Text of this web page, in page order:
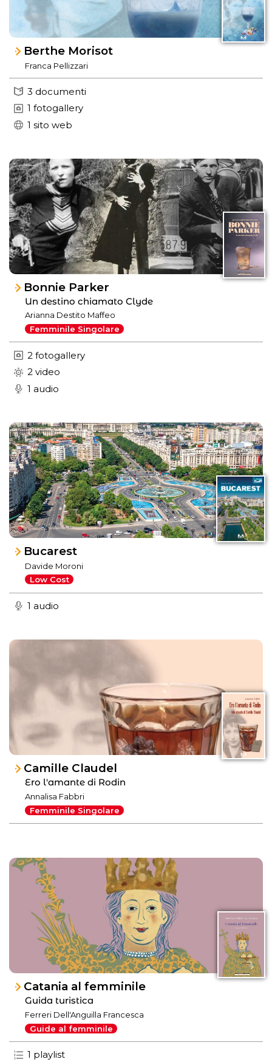
Berthe Morisot
Franca Pellizzari
3 documenti
1 fotogallery
1 sito web
Bonnie Parker
Un destino chiamato Clyde
Arianna Destito Maffeo
Femminile Singolare
2 fotogallery
2 video
1 audio
Bucarest
Davide Moroni
Low Cost
1 audio
Camille Claudel
Ero l'amante di Rodin
Annalisa Fabbri
Femminile Singolare
Catania al femminile
Guida turistica
Ferreri Dell'Anguilla Francesca
Guide al femminile
1 playlist